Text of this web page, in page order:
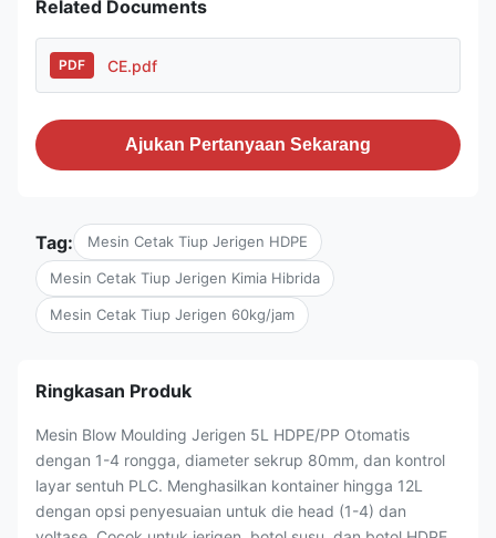
Related Documents
PDF CE.pdf
Ajukan Pertanyaan Sekarang
Tag: Mesin Cetak Tiup Jerigen HDPE
Mesin Cetak Tiup Jerigen Kimia Hibrida
Mesin Cetak Tiup Jerigen 60kg/jam
Ringkasan Produk
Mesin Blow Moulding Jerigen 5L HDPE/PP Otomatis
dengan 1-4 rongga, diameter sekrup 80mm, dan kontrol
layar sentuh PLC. Menghasilkan kontainer hingga 12L
dengan opsi penyesuaian untuk die head (1-4) dan